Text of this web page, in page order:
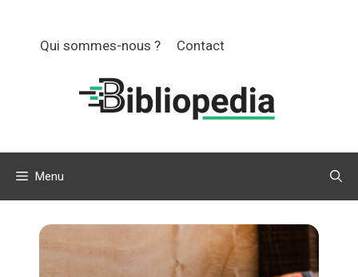
contenuQui sommes-nous ? Contact
Menu